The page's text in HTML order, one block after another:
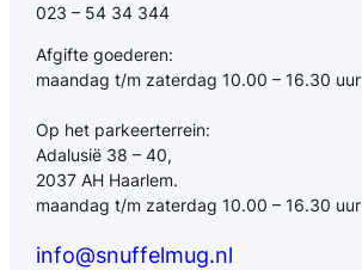
023 – 54 34 344
Afgifte goederen:
maandag t/m zaterdag 10.00 – 16.30 uur
Op het parkeerterrein:
Adalusië 38 – 40,
2037 AH Haarlem.
maandag t/m zaterdag 10.00 – 16.30 uur
info@snuffelmug.nl